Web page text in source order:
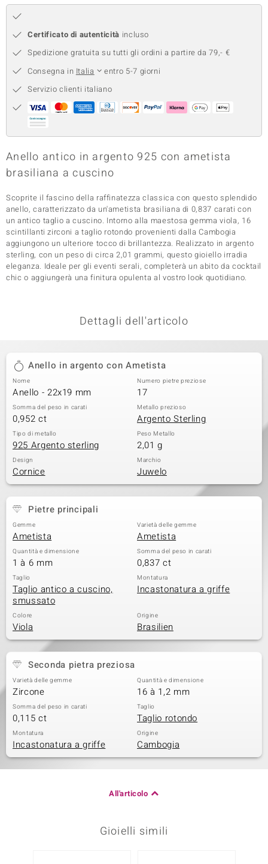
Classics
Certificato di autenticità incluso
Spedizione gratuita su tutti gli ordini a partire da 79,- €
Consegna in Italia
entro 5-7 giorni
Servizio clienti italiano
Anello antico in argento 925 con ametista
brasiliana a cuscino
Scoprite il fascino della raffinatezza classica con questo splendido
anello, caratterizzato da un'ametista brasiliana di 0,837 carati con
un antico taglio a cuscino. Intorno alla maestosa gemma viola, 16
scintillanti zirconi a taglio rotondo provenienti dalla Cambogia
aggiungono un ulteriore tocco di brillantezza. Realizzato in argento
sterling, con un peso di circa 2,01 grammi, questo gioiello irradia
eleganza. Ideale per gli eventi serali, completerà un abito da cocktail
chic o aggiungerà una finitura opulenta al vostro look quotidiano.
Dettagli dell'articolo
Anello in argento con Ametista
Nome
Anello - 22x19 mm
Numero pietre preziose
17
Somma del peso in carati
0,952 ct
Metallo prezioso
Argento Sterling
Tipo di metallo
925 Argento sterling
Peso Metallo
2,01 g
Design
Cornice
Marchio
Juwelo
Pietre principali
Gemme
Ametista
Varietà delle gemme
Ametista
Quantità e dimensione
1 à 6 mm
Somma del peso in carati
0,837 ct
Taglio
Taglio antico a cuscino,
smussato
Montatura
Incastonatura a griffe
Colore
Viola
Origine
Brasilien
Seconda pietra preziosa
Varietà delle gemme
Zircone
Quantità e dimensione
16 à 1,2 mm
Somma del peso in carati
0,115 ct
Taglio
Taglio rotondo
Montatura
Incastonatura a griffe
Origine
Cambogia
All'articolo
Gioielli simili